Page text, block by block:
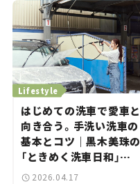
Lifestyle
はじめての洗車で愛車と
向き合う。手洗い洗車の
基本とコツ｜黒木美珠の
「ときめく洗車日和」
vol.02
2026.04.17